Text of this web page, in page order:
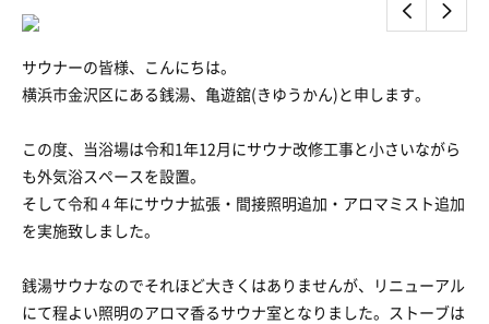
サウナーの皆様、こんにちは。
横浜市金沢区にある銭湯、亀遊舘(きゆうかん)と申します。
この度、当浴場は令和1年12月にサウナ改修工事と小さいながら
も外気浴スペースを設置。
そして令和４年にサウナ拡張・間接照明追加・アロマミスト追加
を実施致しました。
銭湯サウナなのでそれほど大きくはありませんが、リニューアル
にて程よい照明のアロマ香るサウナ室となりました。ストーブは